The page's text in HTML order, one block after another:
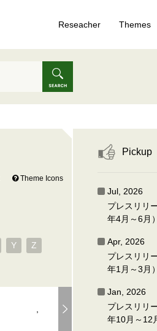
Reseacher Themes
Theme Icons
Y
Z
Pickup
Jul, 2026
プレスリリ
年4月～6月）
Apr, 2026
プレスリリ
年1月～3月）
Jan, 2026
プレスリリ
年10月～12